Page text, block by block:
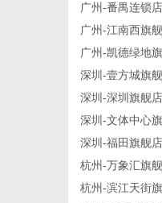
广州-番禺连锁
广州-江南西旗
广州-凯德绿地
深圳-壹方城旗
深圳-深圳旗舰
深圳-文体中心
深圳-福田旗舰
杭州-万象汇旗
杭州-滨江天街